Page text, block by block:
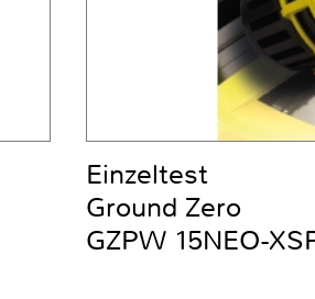
Einzeltest
Ground Zero
GZPW 15NEO-